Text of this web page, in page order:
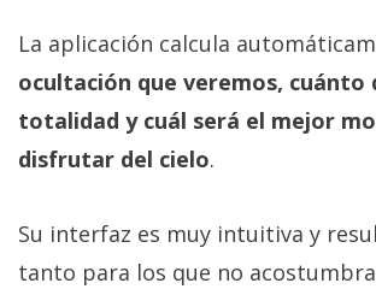
La aplicación calcula
ocultación que veremos, cuánto
totalidad y cuál será el mejor
disfrutar del cielo.
Su interfaz es muy intuitiva y
tanto para los que no